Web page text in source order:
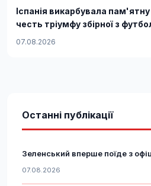
Іспанія викарбувала
честь тріумфу збірної з
07.08.2026
Останні публікації
Зеленський вперше поїде з
07.08.2026